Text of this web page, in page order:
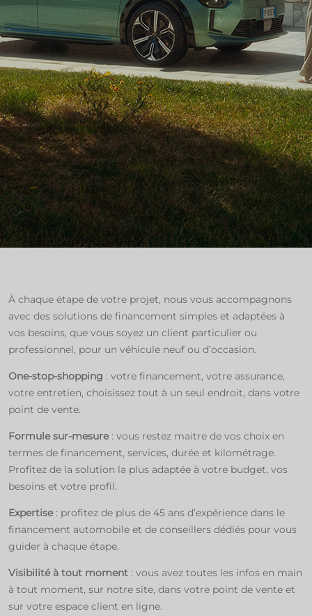
À chaque étape de votre projet, nous vous accompagnons
avec des solutions de financement simples et adaptées à
vos besoins, que vous soyez un client particulier ou
professionnel, pour un véhicule neuf ou d’occasion.​
One-stop-shopping : votre financement, votre assurance,
votre entretien, choisissez tout à un seul endroit, dans votre
point de vente. ​
Formule sur-mesure: vous restez maitre de vos choix en
termes de financement, services, durée et kilométrage.
Profitez de la solution la plus adaptée à votre budget, vos
besoins et votre profil.​
Expertise: profitez de plus de 45 ans d’expérience dans le
financement automobile et de conseillers dédiés pour vous
guider à chaque étape.​
Visibilité à tout moment : vous avez toutes les infos en main
à tout moment, sur notre site, dans votre point de vente et
sur votre espace client en ligne.​